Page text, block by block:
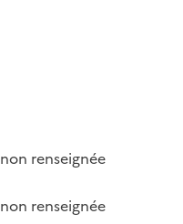
renseignée
renseignée